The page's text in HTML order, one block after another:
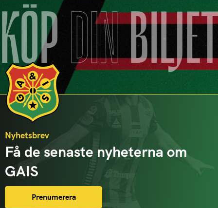
KÖPDIN
Nyhetsbrev
Få de senaste nyheterna om
GAIS
Prenumerera